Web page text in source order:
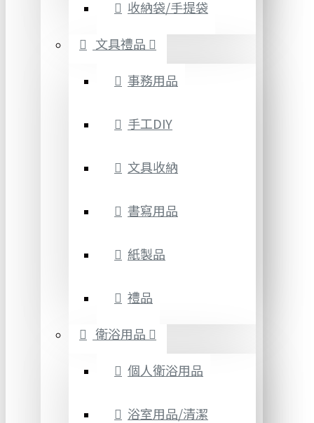
收納袋/手提袋
文具禮品
事務用品
手工DIY
文具收納
書寫用品
紙製品
禮品
衛浴用品
個人衛浴用品
浴室用品/清潔